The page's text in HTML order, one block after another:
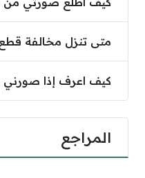
متى تنزل مخالفة قطع
كيف اعرف إذا صورني
المراجع